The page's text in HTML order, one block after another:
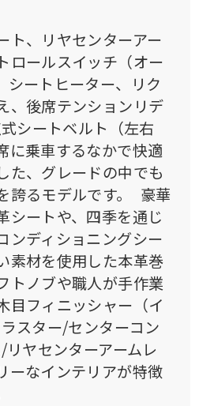
ト、リヤセンターアー
ロールスイッチ（オー
シートヒーター、リク
、後席テンションリデ
シートベルト（左右
に乗車するなかで快適
た、グレードの中でも
誇るモデルです。 豪華
シートや、四季を通じ
ンディショニングシー
素材を使用した本革巻
トノブや職人が手作業
目フィニッシャー（イ
スター/センターコン
ヤセンターアームレ
ーなインテリアが特徴